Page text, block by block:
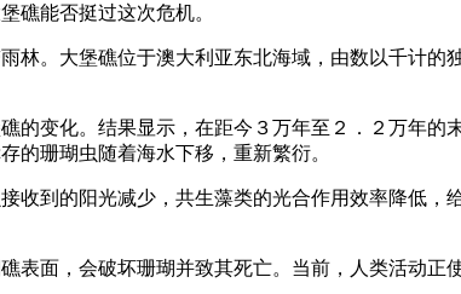
礁能否挺过这次危机。
。大堡礁位于澳大利亚东北海域，由数以千计的
变化。结果显示，在距今３万年至２．２万年的
的珊瑚虫随着海水下移，重新繁衍。
到的阳光减少，共生藻类的光合作用效率降低，
面，会破坏珊瑚并致其死亡。当前，人类活动正